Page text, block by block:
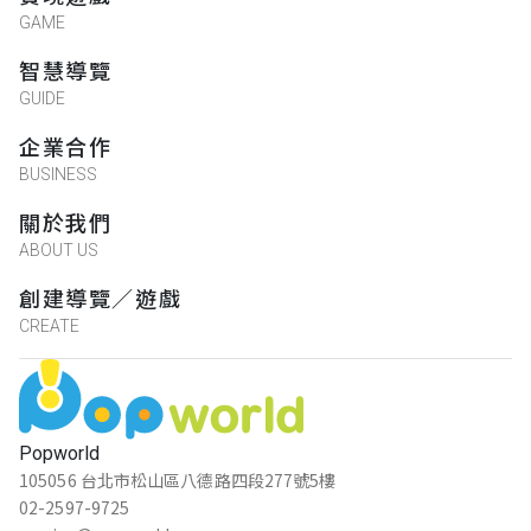
Popworld
105056 台北市松山區八德路四段277號5樓
02-2597-9725
GAME
智慧導覽
GUIDE
企業合作
BUSINESS
關於我們
ABOUT US
創建導覽／遊戲
CREATE